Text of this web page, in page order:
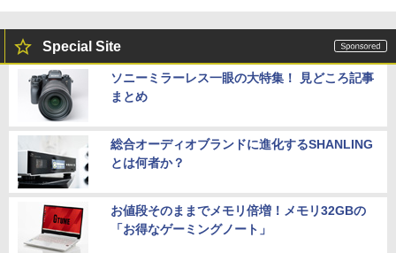
Special Site
ソニーミラーレス一眼の大特集！ 見どころ記事
まとめ
総合オーディオブランドに進化するSHANLING
とは何者か？
お値段そのままでメモリ倍増！メモリ32GBの
「お得なゲーミングノート」